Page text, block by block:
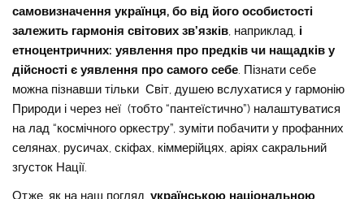
самовизначення українця, бо від його особистості
залежить гармонія світових зв’язків , наприклад, і
етноцентричних: уявлення про предків чи нащадків у
дійсності є уявлення про самого себе . Пізнати себе
можна пізнавши тільки Світ, душею вслухатися у гармонію
Природи і через неї (тобто “пантеїстично”) налаштуватися
на лад “космічного оркестру”, зуміти побачити у профанних
селянах, русичах, скіфах, кіммерійцях, аріях сакральний
згусток Нації.
Отже, як на наш погляд,українською національною